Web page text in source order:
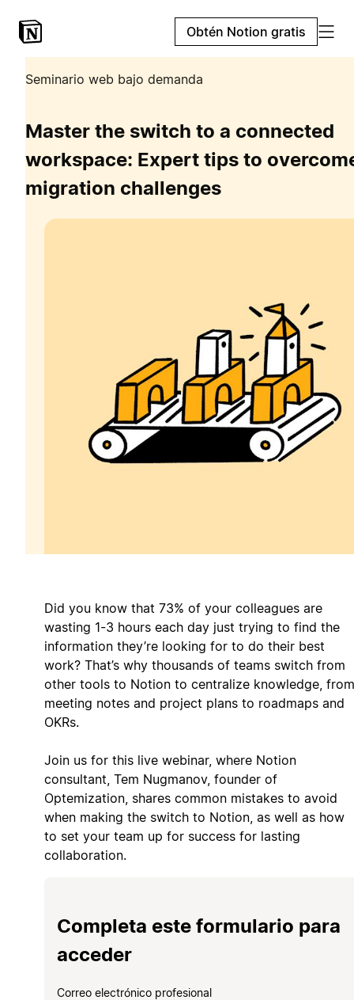
Obtén Notion gratis
Seminario web bajo demanda
Master the switch to a connected
workspace: Expert tips to
migration challenges
Did you know that 73% of your colleagues are
wasting 1-3 hours each day just trying to find the
information they’re looking for to do their best
work? That’s why thousands of teams switch from
other tools to Notion to centralize knowledge, from
meeting notes and project plans to roadmaps and
OKRs.
Join us for this live webinar, where Notion
consultant, Tem Nugmanov, founder of
Optemization, shares common mistakes to avoid
when making the switch to Notion, as well as how
to set your team up for success for lasting
collaboration.
Completa este formulario para
acceder
Correo electrónico profesional